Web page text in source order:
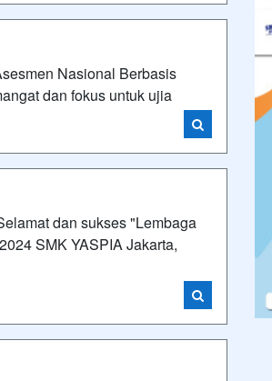
Nasional Berbasis
dan fokus untuk ujia
dan sukses "Lembaga
SMK YASPIA Jakarta,